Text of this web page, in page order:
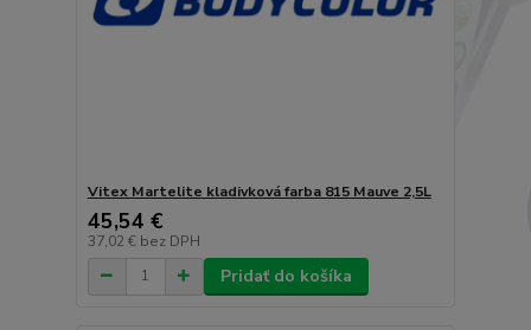
Vitex Martelite kladivková farba 815 Mauve 2,5L
45,54 €
37,02 € bez DPH
Pridať do košíka